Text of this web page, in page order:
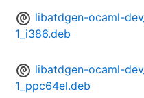
libatdgen-ocaml-
1_i386.deb
libatdgen-ocaml-
1_ppc64el.deb